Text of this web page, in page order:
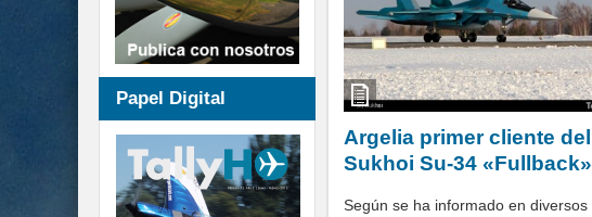
Argelia primer cliente del
Sukhoi Su-34 «Fullback»
Según se ha informado en diversos
Papel Digital